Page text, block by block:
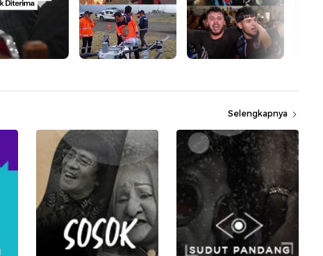
Selengkapnya